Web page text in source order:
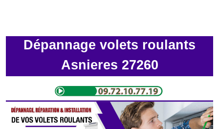
Dépannage volets roulants
Asnieres 27260